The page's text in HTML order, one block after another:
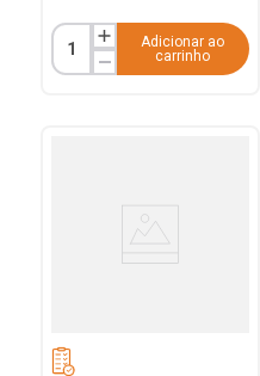
Adicionar ao
carrinho